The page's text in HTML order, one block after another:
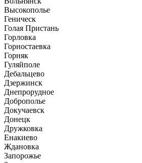
Высокополье
Геническ
Голая Пристань
Горловка
Горностаевка
Горняк
Гуляйполе
Дебальцево
Дзержинск
Днепрорудное
Доброполье
Докучаевск
Донецк
Дружковка
Енакиево
Ждановка
Запорожье